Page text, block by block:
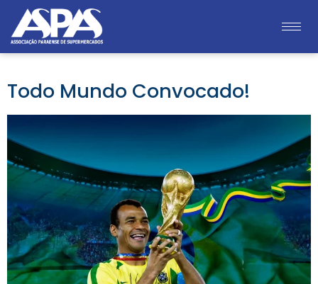
Todo Mundo Convocado!